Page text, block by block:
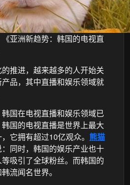
亚洲新趋势：韩国的电视直
推进，越来越多的人开始关
品，其中直播和娱乐领域就
国在电视直播和娱乐领域已
国的电视直播是世界上最大
它拥有超过10亿观众。 熊猫
同时，韩国的娱乐产业也十
吸引了全球粉丝。而韩国的
流闻名世界。